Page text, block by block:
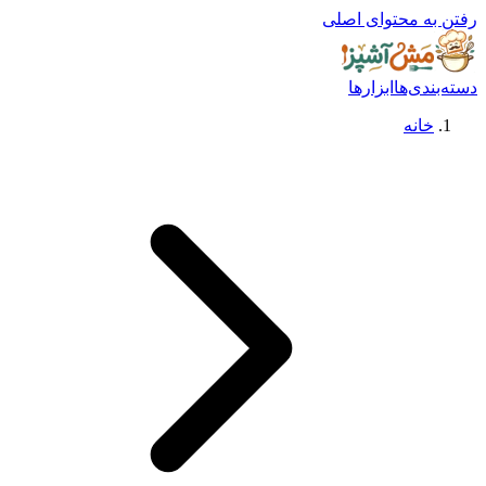
رفتن به محتوای اصلی
دسته‌بندی‌ها ابزارها
خانه